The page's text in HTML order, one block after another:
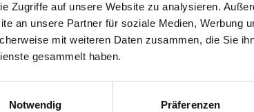
Zugriffe auf unsere Website zu analysieren.
an unsere Partner für soziale Medien, Werbung
mit weiteren Daten zusammen, die Sie
gesammelt haben.
Notwendig
Präferenzen